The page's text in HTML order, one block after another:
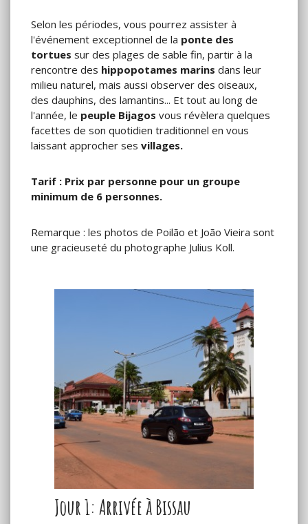
Selon les périodes, vous pourrez assister à
l'événement exceptionnel de la ponte des
tortues sur des plages de sable fin, partir à la
rencontre des hippopotames marins dans leur
milieu naturel, mais aussi observer des oiseaux,
des dauphins, des lamantins... Et tout au long de
l'année, le peuple Bijagos vous révèlera quelques
facettes de son quotidien traditionnel en vous
laissant approcher ses villages.
Tarif : Prix par personne pour un groupe
minimum de 6 personnes.
Remarque : les photos de Poilão et João Vieira sont
une gracieuseté du photographe Julius Koll.
Jour 1: Arrivée à Bissau